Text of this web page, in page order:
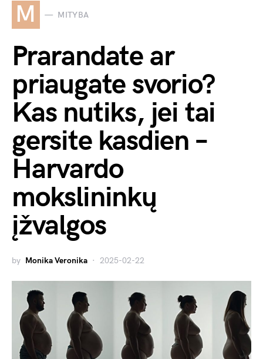
M MITYBA
Prarandate ar
priaugate svorio?
Kas nutiks, jei tai
gersite kasdien –
Harvardo
mokslininkų
įžvalgos
by Monika Veronika 2025-02-22